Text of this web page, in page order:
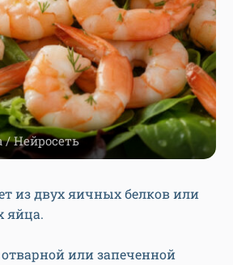
/ Нейросеть
из двух яичных белков или
яйца.
или запеченной